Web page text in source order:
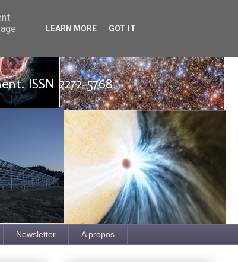
ISSN 2272-5768
Newsletter A propos
LEARN MORE GOT IT